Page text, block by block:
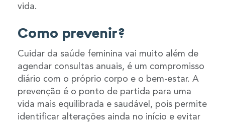
vida.
Como prevenir?
Cuidar da saúde feminina vai muito além de
agendar consultas anuais, é um compromisso
diário com o próprio corpo e o bem-estar. A
prevenção é o ponto de partida para uma
vida mais equilibrada e saudável, pois permite
identificar alterações ainda no início e evitar